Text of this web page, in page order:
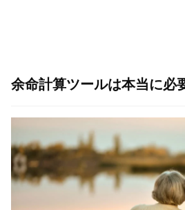
余命計算ツールは本当に必